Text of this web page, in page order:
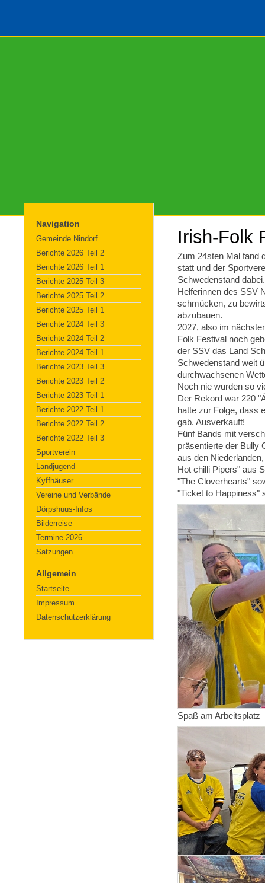
Navigation
Gemeinde Nindorf
Berichte 2026 Teil 2
Berichte 2026 Teil 1
Berichte 2025 Teil 3
Berichte 2025 Teil 2
Berichte 2025 Teil 1
Berichte 2024 Teil 3
Berichte 2024 Teil 2
Berichte 2024 Teil 1
Berichte 2023 Teil 3
Berichte 2023 Teil 2
Berichte 2023 Teil 1
Berichte 2022 Teil 1
Berichte 2022 Teil 2
Berichte 2022 Teil 3
Sportverein
Landjugend
Kyffhäuser
Vereine und Verbände
Dörpshuus-Infos
Bilderreise
Termine 2026
Satzungen
Allgemein
Startseite
Impressum
Datenschutzerklärung
Irish-Folk
Zum 24sten Mal fand
statt und der
Schwedenstand
Helferinnen des SSV
schmücken, zu
abzubauen.
2027, also im
Folk Festival noch
der SSV das Land
Schwedenstand weit
durchwachsenen
Noch nie wurden so
Der Rekord war 220
hatte zur Folge, dass
gab. Ausverkauft!
Fünf Bands mit
präsentierte der Bully
aus den
Hot chilli Pipers" aus
"The Cloverhearts"
"Ticket to Happiness"
Spaß am Arbeitsplatz